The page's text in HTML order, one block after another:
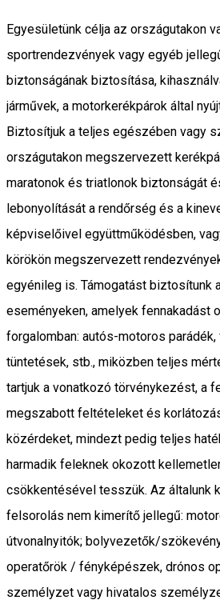
Egyesületünk célja az országutakon
sportrendezvények vagy egyéb
biztonságának biztosítása,
járművek, a motorkerékpárok által
Biztosítjuk a teljes egészében vagy
országutakon megszervezett
maratonok és triatlonok biztonságát
lebonyolítását a rendőrség és a
képviselőivel együttműködésben,
körökön megszervezett
egyénileg is. Támogatást biztosítunk
eseményeken, amelyek fennakadást
forgalomban: autós-motoros
tüntetések, stb., miközben teljes
tartjuk a vonatkozó törvénykezést, a
megszabott feltételeket és
közérdeket, mindezt pedig teljes
harmadik feleknek okozott
csökkentésével tesszük. Az általunk
felsorolás nem kimerítő jellegű:
útvonalnyitók; bolyvezetők/
operatőrök / fényképészek, drónos
személyzet vagy hivatalos